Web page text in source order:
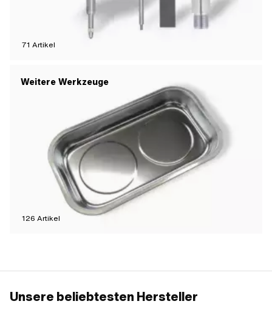
71 Artikel
Weitere Werkzeuge
126 Artikel
Unsere beliebtesten Hersteller